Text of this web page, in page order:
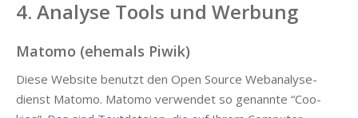
4. Analyse Tools und Werbung
Matomo (ehemals Piwik)
Die­se Web­site benutzt den Open Source Web­ana­ly­se­
dienst Mato­mo. Mato­mo ver­wen­det so genann­te “Coo­